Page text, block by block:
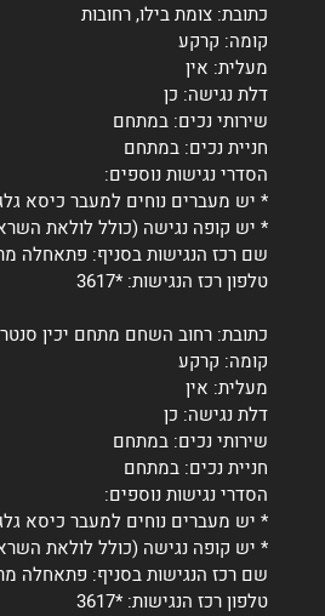
כתובת: צומת בילו, רחובות
קומה: קרקע
מעלית: אין
דלת נגישה: כן
שירותי נכים: במתחם
חניית נכים: במתחם
הסדרי נגישות נוספים:
* יש מעברים נוחים למעבר כיסא
* יש קופה נגישה (כולל לולאת
שם רכז הנגישות בסניף: פתאחלה
טלפון רכז הנגישות: *3617
כתובת: רחוב השחם מתחם יכין
קומה: קרקע
מעלית: אין
דלת נגישה: כן
שירותי נכים: במתחם
חניית נכים: במתחם
הסדרי נגישות נוספים:
* יש מעברים נוחים למעבר כיסא
* יש קופה נגישה (כולל לולאת
שם רכז הנגישות בסניף: פתאחלה
טלפון רכז הנגישות: *3617